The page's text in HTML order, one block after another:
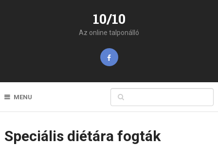
10/10
Az online talponálló
MENU
Speciális diétára fogták